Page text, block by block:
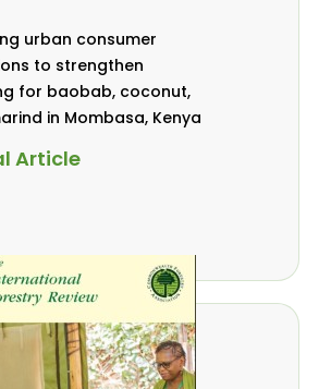
urban consumer
to strengthen
for baobab, coconut,
in Mombasa, Kenya
Article